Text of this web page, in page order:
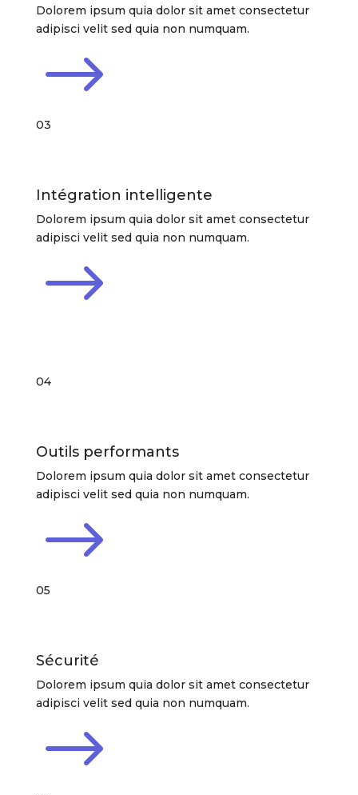
Dolorem ipsum quia dolor sit amet consectetur
adipisci velit sed quia non numquam.
$
03
Intégration intelligente
Dolorem ipsum quia dolor sit amet consectetur
adipisci velit sed quia non numquam.
$
04
Outils performants
Dolorem ipsum quia dolor sit amet consectetur
adipisci velit sed quia non numquam.
$
05
Sécurité
Dolorem ipsum quia dolor sit amet consectetur
adipisci velit sed quia non numquam.
$